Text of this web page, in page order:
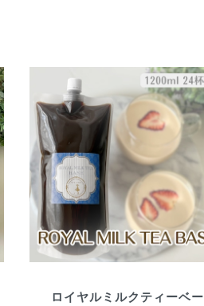
ロイヤルミルクティーベー